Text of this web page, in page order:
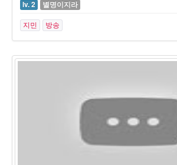
lv. 2
별명이지라
지민 방송